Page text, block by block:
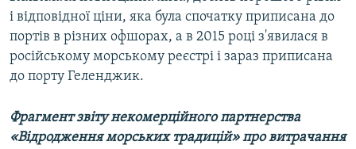
і відповідної ціни, яка була спочатку приписана до
портів в різних офшорах, а в 2015 році з'явилася в
російському морському реєстрі і зараз приписана
до порту Геленджик.
Фрагмент звіту некомерційного партнерства
«Відродження морських традицій» про витрачання